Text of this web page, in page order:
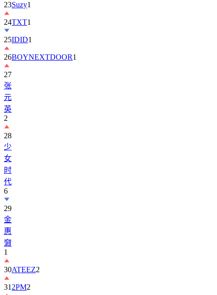
23Suzy1
24TXT1
25IDID1
26BOYNEXTDOOR1
27
张
元
英
2
28
少
女
时
代
6
29
金
惠
奫
1
30ATEEZ2
31 2PM2